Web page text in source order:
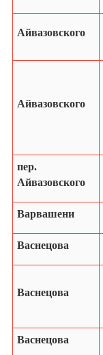
Айвазовского
Айвазовского
пер.
Айвазовского
Варвашени
Васнецова
Васнецова
Васнецова